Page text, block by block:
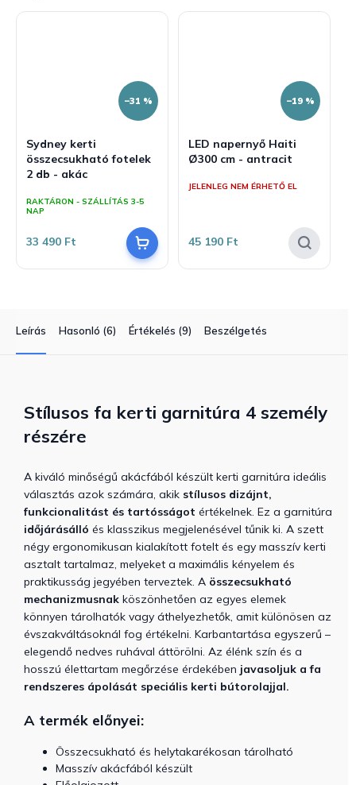
–31 %
Sydney kerti
összecsukható fotelek
2 db - akác
RAKTÁRON - SZÁLLÍTÁS 3-5
NAP
33 490 Ft
–19 %
LED napernyő Haiti
Ø300 cm - antracit
JELENLEG NEM ÉRHETŐ EL
45 190 Ft
Leírás Hasonló (6) Értékelés (9) Beszélgetés
Stílusos fa kerti garnitúra 4 személy
részére
A kiváló minőségű akácfából készült kerti garnitúra ideális
választás azok számára, akik stílusos dizájnt,
funkcionalitást és tartósságot értékelnek. Ez a garnitúra
időjárásálló és klasszikus megjelenésével tűnik ki. A szett
négy ergonomikusan kialakított fotelt és egy masszív kerti
asztalt tartalmaz, melyeket a maximális kényelem és
praktikusság jegyében terveztek. A összecsukható
mechanizmusnak köszönhetően az egyes elemek
könnyen tárolhatók vagy áthelyezhetők, amit különösen az
évszakváltásoknál fog értékelni. Karbantartása egyszerű –
elegendő nedves ruhával áttörölni. Az élénk szín és a
hosszú élettartam megőrzése érdekében javasoljuk a fa
rendszeres ápolását speciális kerti bútorolajjal.
A termék előnyei:
Összecsukható és helytakarékosan tárolható
Masszív akácfából készült